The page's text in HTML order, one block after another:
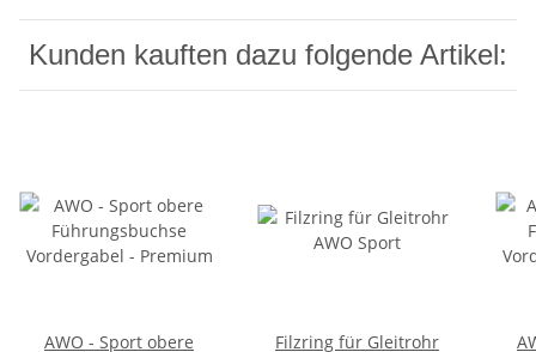
Kunden kauften dazu folgende Artikel:
AWO - Sport obere
Filzring für Gleitrohr